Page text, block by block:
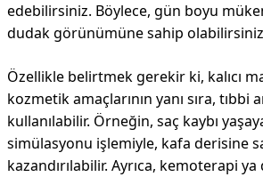
edebilirsiniz. Böylece, gün boyu
dudak görünümüne sahip
Özellikle belirtmek gerekir ki, kalıcı
kozmetik amaçlarının yanı sıra, tıbbi
kullanılabilir. Örneğin, saç kaybı
simülasyonu işlemiyle, kafa derisine
kazandırılabilir. Ayrıca, kemoterapi